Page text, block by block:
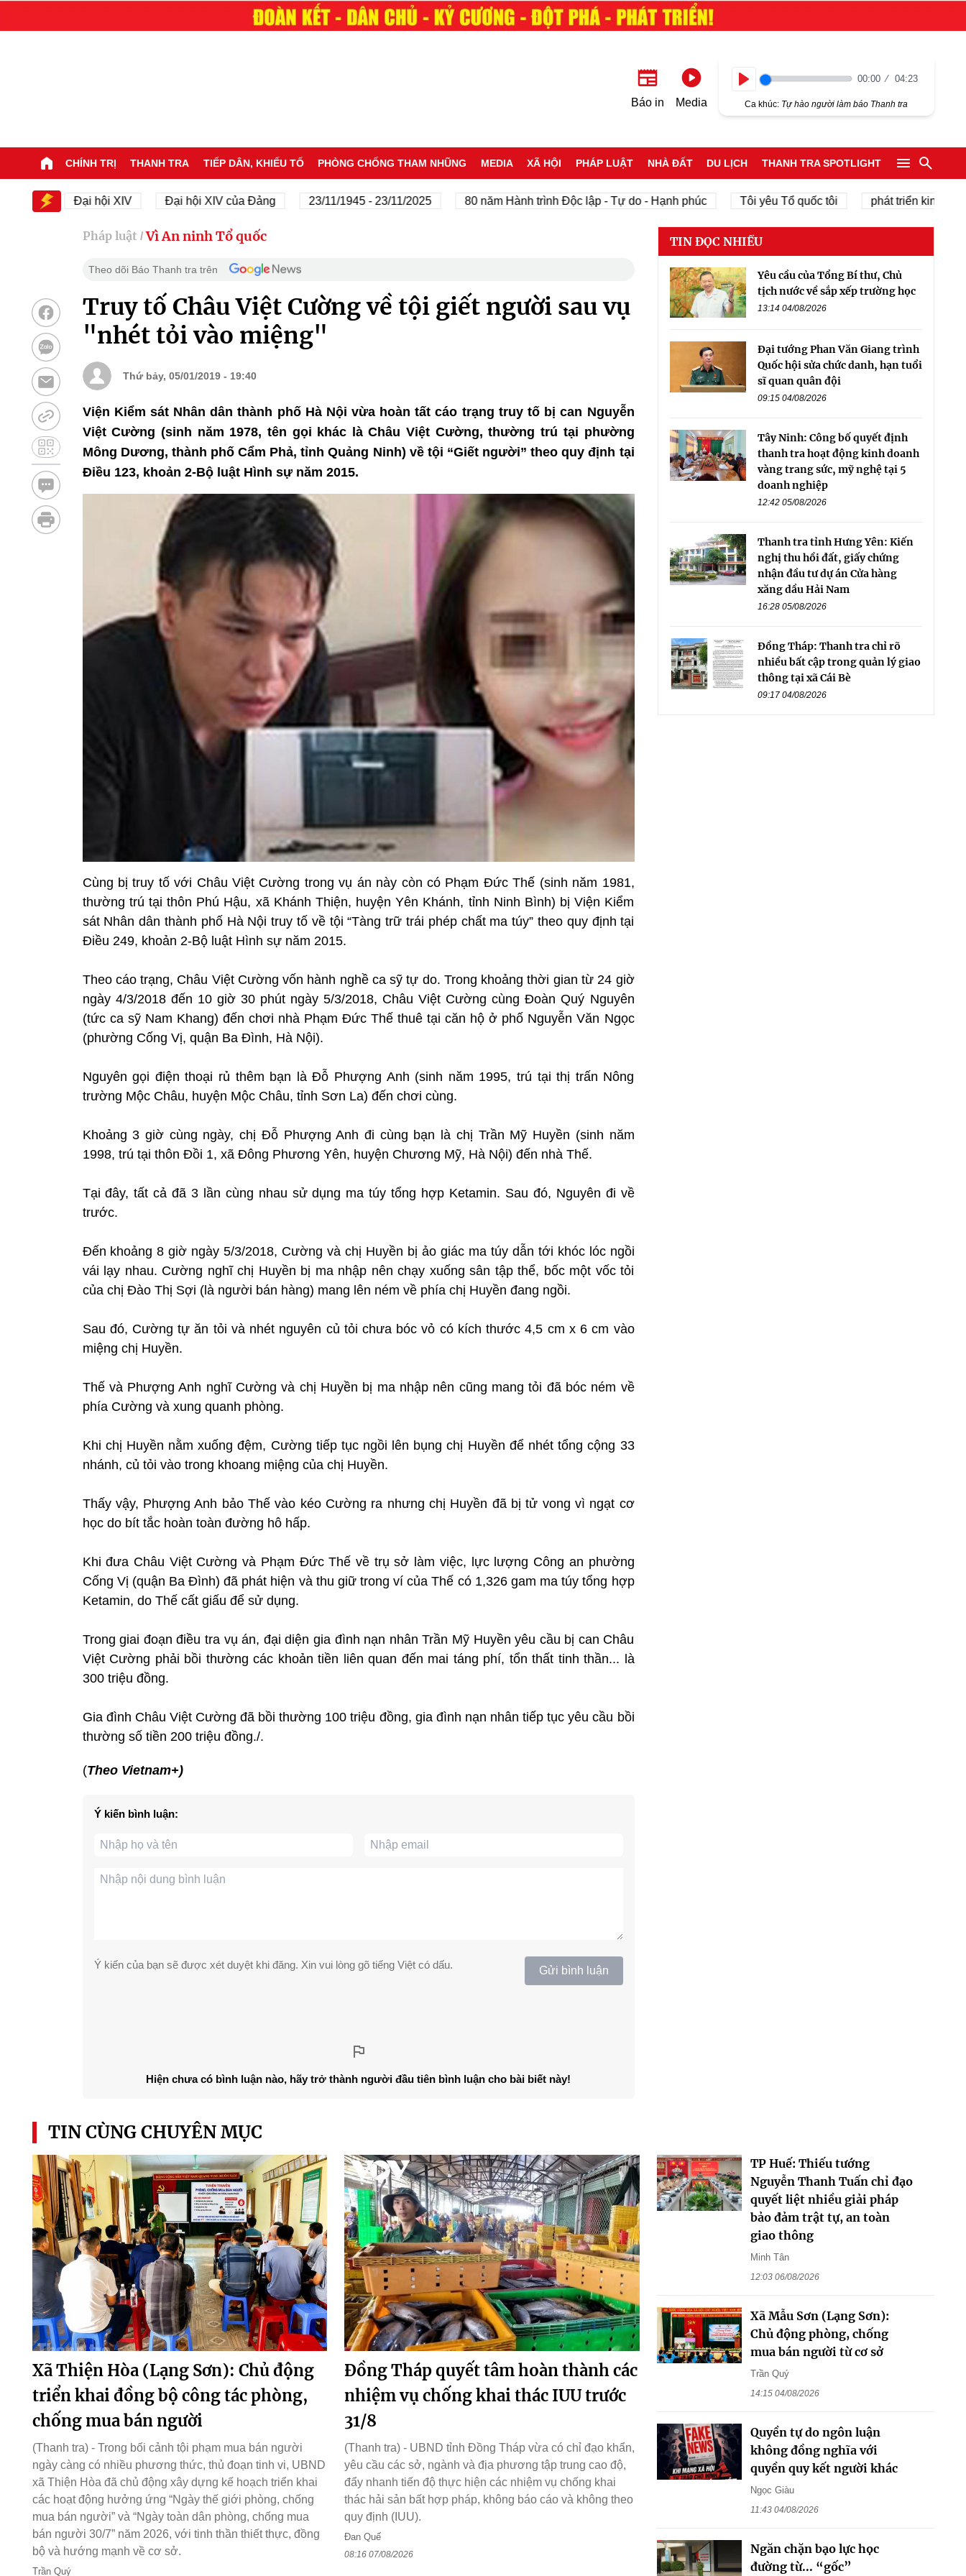
Báo in Media
00:00 04:23
Ca khúc: Tự hào người làm báo Thanh tra
CHÍNH TRỊ THANH TRA TIẾP DÂN, KHIẾU TỐ PHÒNG CHỐNG THAM NHŨNG MEDIA XÃ HỘI PHÁP LUẬT NHÀ ĐẤT DU LỊCH THANH TRA SPOTLIGHT
Đại hội XIV Đại hội XIV của Đảng 23/11/1945 - 23/11/2025 80 năm Hành trình Độc lập - Tự do - Hạnh phúc Tôi yêu Tổ quốc tôi phát triển kinh tế tư nhân
Pháp luật / Vì An ninh Tổ quốc
Theo dõi Báo Thanh tra trên
Truy tố Châu Việt Cường về tội giết người sau vụ
"nhét tỏi vào miệng"
Thứ bảy, 05/01/2019 - 19:40
Viện Kiểm sát Nhân dân thành phố Hà Nội vừa hoàn tất cáo trạng truy tố bị can Nguyễn
Việt Cường (sinh năm 1978, tên gọi khác là Châu Việt Cường, thường trú tại phường
Mông Dương, thành phố Cẩm Phả, tỉnh Quảng Ninh) về tội “Giết người” theo quy định tại
Điều 123, khoản 2-Bộ luật Hình sự năm 2015.
Cùng bị truy tố với Châu Việt Cường trong vụ án này còn có Phạm Đức Thế (sinh năm 1981,
thường trú tại thôn Phú Hậu, xã Khánh Thiện, huyện Yên Khánh, tỉnh Ninh Bình) bị Viện Kiểm
sát Nhân dân thành phố Hà Nội truy tố về tội “Tàng trữ trái phép chất ma túy” theo quy định tại
Điều 249, khoản 2-Bộ luật Hình sự năm 2015.
Theo cáo trạng, Châu Việt Cường vốn hành nghề ca sỹ tự do. Trong khoảng thời gian từ 24 giờ
ngày 4/3/2018 đến 10 giờ 30 phút ngày 5/3/2018, Châu Việt Cường cùng Đoàn Quý Nguyên
(tức ca sỹ Nam Khang) đến chơi nhà Phạm Đức Thế thuê tại căn hộ ở phố Nguyễn Văn Ngọc
(phường Cống Vị, quận Ba Đình, Hà Nội).
Nguyên gọi điện thoại rủ thêm bạn là Đỗ Phượng Anh (sinh năm 1995, trú tại thị trấn Nông
trường Mộc Châu, huyện Mộc Châu, tỉnh Sơn La) đến chơi cùng.
Khoảng 3 giờ cùng ngày, chị Đỗ Phượng Anh đi cùng bạn là chị Trần Mỹ Huyền (sinh năm
1998, trú tại thôn Đồi 1, xã Đông Phương Yên, huyện Chương Mỹ, Hà Nội) đến nhà Thế.
Tại đây, tất cả đã 3 lần cùng nhau sử dụng ma túy tổng hợp Ketamin. Sau đó, Nguyên đi về
trước.
Đến khoảng 8 giờ ngày 5/3/2018, Cường và chị Huyền bị ảo giác ma túy dẫn tới khóc lóc ngồi
vái lạy nhau. Cường nghĩ chị Huyền bị ma nhập nên chạy xuống sân tập thể, bốc một vốc tỏi
của chị Đào Thị Sợi (là người bán hàng) mang lên ném về phía chị Huyền đang ngồi.
Sau đó, Cường tự ăn tỏi và nhét nguyên củ tỏi chưa bóc vỏ có kích thước 4,5 cm x 6 cm vào
miệng chị Huyền.
Thế và Phượng Anh nghĩ Cường và chị Huyền bị ma nhập nên cũng mang tỏi đã bóc ném về
phía Cường và xung quanh phòng.
Khi chị Huyền nằm xuống đệm, Cường tiếp tục ngồi lên bụng chị Huyền để nhét tổng cộng 33
nhánh, củ tỏi vào trong khoang miệng của chị Huyền.
Thấy vậy, Phượng Anh bảo Thế vào kéo Cường ra nhưng chị Huyền đã bị tử vong vì ngạt cơ
học do bít tắc hoàn toàn đường hô hấp.
Khi đưa Châu Việt Cường và Phạm Đức Thế về trụ sở làm việc, lực lượng Công an phường
Cống Vị (quận Ba Đình) đã phát hiện và thu giữ trong ví của Thế có 1,326 gam ma túy tổng hợp
Ketamin, do Thế cất giấu để sử dụng.
Trong giai đoạn điều tra vụ án, đại diện gia đình nạn nhân Trần Mỹ Huyền yêu cầu bị can Châu
Việt Cường phải bồi thường các khoản tiền liên quan đến mai táng phí, tổn thất tinh thần... là
300 triệu đồng.
Gia đình Châu Việt Cường đã bồi thường 100 triệu đồng, gia đình nạn nhân tiếp tục yêu cầu bồi
thường số tiền 200 triệu đồng./.
(Theo Vietnam+)
Ý kiến bình luận:
Ý kiến của bạn sẽ được xét duyệt khi đăng. Xin vui lòng gõ tiếng Việt có dấu. Gửi bình luận
Hiện chưa có bình luận nào, hãy trở thành người đầu tiên bình luận cho bài biết này!
TIN ĐỌC NHIỀU
Yêu cầu của Tổng Bí thư, Chủ
tịch nước về sắp xếp trường học
13:14 04/08/2026
Đại tướng Phan Văn Giang trình
Quốc hội sửa chức danh, hạn tuổi
sĩ quan quân đội
09:15 04/08/2026
Tây Ninh: Công bố quyết định
thanh tra hoạt động kinh doanh
vàng trang sức, mỹ nghệ tại 5
doanh nghiệp
12:42 05/08/2026
Thanh tra tỉnh Hưng Yên: Kiến
nghị thu hồi đất, giấy chứng
nhận đầu tư dự án Cửa hàng
xăng dầu Hải Nam
16:28 05/08/2026
Đồng Tháp: Thanh tra chỉ rõ
nhiều bất cập trong quản lý giao
thông tại xã Cái Bè
09:17 04/08/2026
TIN CÙNG CHUYÊN MỤC
Xã Thiện Hòa (Lạng Sơn): Chủ động
triển khai đồng bộ công tác phòng,
chống mua bán người
(Thanh tra) - Trong bối cảnh tội phạm mua bán người
ngày càng có nhiều phương thức, thủ đoạn tinh vi, UBND
xã Thiện Hòa đã chủ động xây dựng kế hoạch triển khai
các hoạt động hưởng ứng “Ngày thế giới phòng, chống
mua bán người” và “Ngày toàn dân phòng, chống mua
bán người 30/7” năm 2026, với tinh thần thiết thực, đồng
bộ và hướng mạnh về cơ sở.
Trần Quý
Đồng Tháp quyết tâm hoàn thành các
nhiệm vụ chống khai thác IUU trước
31/8
(Thanh tra) - UBND tỉnh Đồng Tháp vừa có chỉ đạo khẩn,
yêu cầu các sở, ngành và địa phương tập trung cao độ,
đẩy nhanh tiến độ thực hiện các nhiệm vụ chống khai
thác hải sản bất hợp pháp, không báo cáo và không theo
quy định (IUU).
Đan Quế
08:16 07/08/2026
TP Huế: Thiếu tướng
Nguyễn Thanh Tuấn chỉ đạo
quyết liệt nhiều giải pháp
bảo đảm trật tự, an toàn
giao thông
Minh Tân
12:03 06/08/2026
Xã Mẫu Sơn (Lạng Sơn):
Chủ động phòng, chống
mua bán người từ cơ sở
Trần Quý
14:15 04/08/2026
Quyền tự do ngôn luận
không đồng nghĩa với
quyền quy kết người khác
Ngọc Giàu
11:43 04/08/2026
Ngăn chặn bạo lực học
đường từ... “gốc”